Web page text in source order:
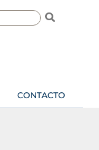
CONTACTO